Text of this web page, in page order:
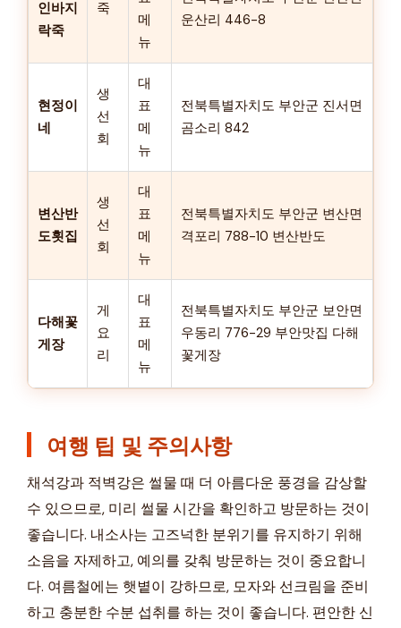
인바지
락죽
죽
메
뉴
운산리 446-8
현정이
네
생
선
회
대
표
메
뉴
전북특별자치도 부안군 진서면
곰소리 842
변산반
도횟집
생
선
회
대
표
메
뉴
전북특별자치도 부안군 변산면
격포리 788-10 변산반도
다해꽃
게장
게
요
리
대
표
메
뉴
전북특별자치도 부안군 보안면
우동리 776-29 부안맛집 다해
꽃게장
여행 팁 및 주의사항
채석강과 적벽강은 썰물 때 더 아름다운 풍경을 감상할
수 있으므로, 미리 썰물 시간을 확인하고 방문하는 것이
좋습니다. 내소사는 고즈넉한 분위기를 유지하기 위해
소음을 자제하고, 예의를 갖춰 방문하는 것이 중요합니
다. 여름철에는 햇볕이 강하므로, 모자와 선크림을 준비
하고 충분한 수분 섭취를 하는 것이 좋습니다. 편안한 신